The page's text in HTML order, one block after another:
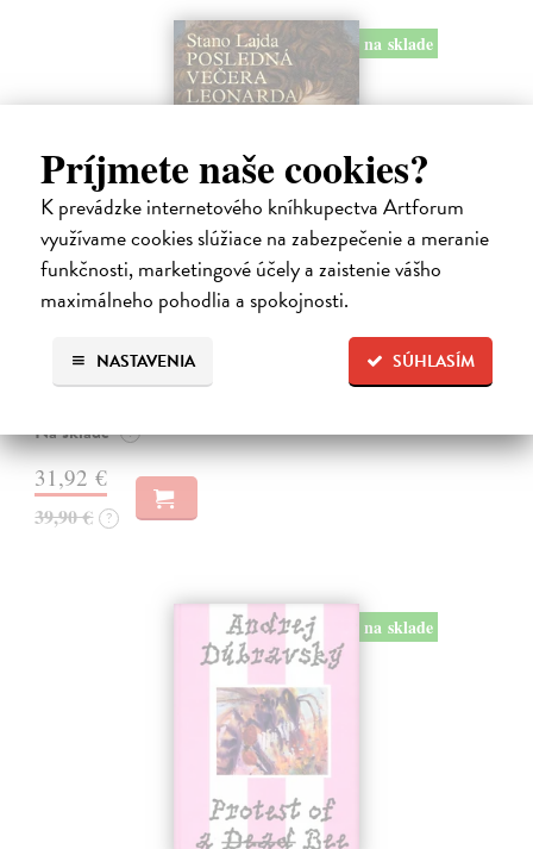
Príjmete naše cookies?
K prevádzke internetového kníhkupectva Artforum
využívame cookies slúžiace na zabezpečenie a meranie
funkčnosti, marketingové účely a zaistenie vášho
maximálneho pohodlia a spokojnosti.
SÚHLASÍM
NASTAVENIA
na sklade
Posledná večera Leonarda z Vinci
Lajda Stano| Kniha
Stano Lajda je súčasný slovenský maliar, ktorý niekoľko rokov
systematicky pracoval na rekonštrukcii ikonickej Poslednej večere,
čo ho inšpirovalo k napísaniu tejto knihy. Odkrýva pred nami silné i
Na sklade ?
31,92 €
39,90 € ?
na sklade